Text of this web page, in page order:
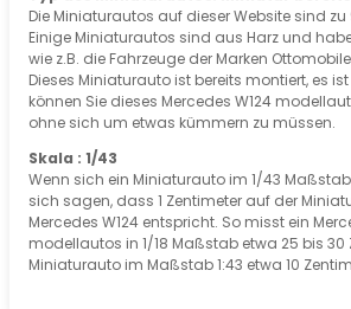
Die Miniaturautos auf dieser Website sind zu
Einige Miniaturautos sind aus Harz und
wie z.B. die Fahrzeuge der Marken
Dieses Miniaturauto ist bereits montiert, es
können Sie dieses Mercedes W124
ohne sich um etwas kümmern zu müssen.
Skala : 1/43
Wenn sich ein Miniaturauto im 1/43
sich sagen, dass 1 Zentimeter auf der
Mercedes W124 entspricht. So misst ein
modellautos in 1/18 Maßstab etwa 25 bis 30
Miniaturauto im Maßstab 1:43 etwa 10